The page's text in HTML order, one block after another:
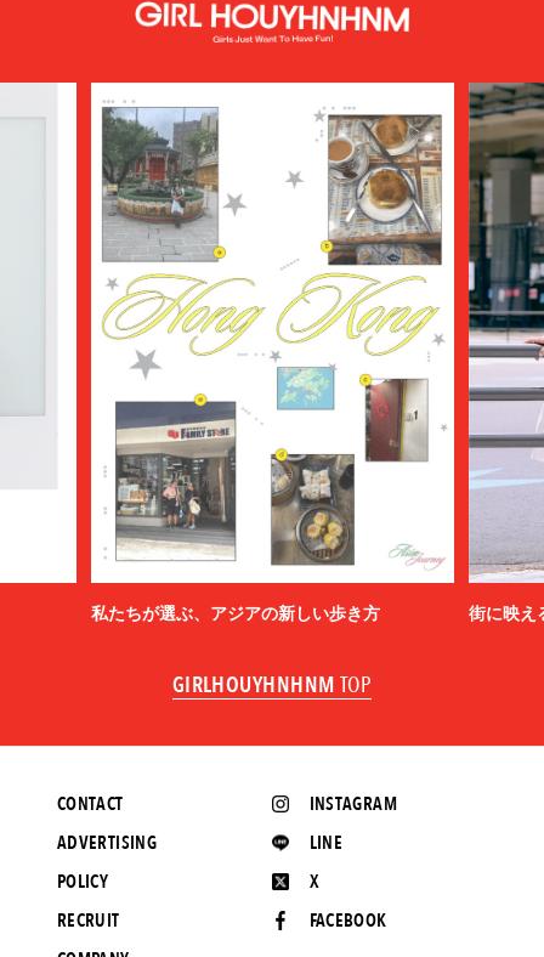
私たちが選ぶ、アジアの新しい歩き方 街に映え
GIRLHOUYHNHNM TOP
INSTAGRAM
LINE
X
FACEBOOK
CONTACT
ADVERTISING
POLICY
RECRUIT